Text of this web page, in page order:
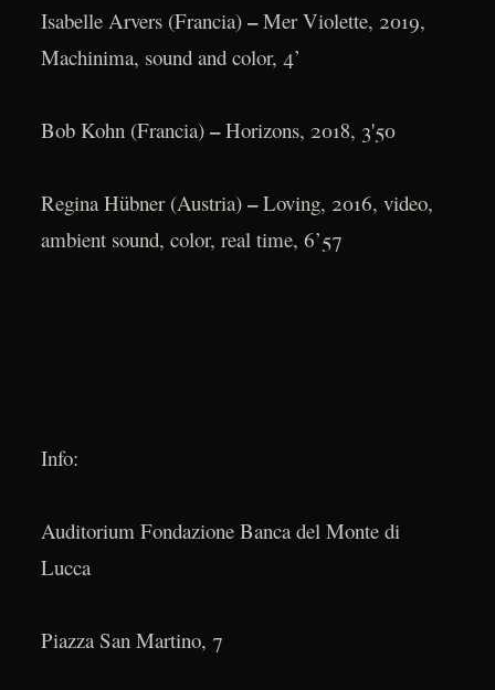
Isabelle Arvers (Francia) –Mer Violette, 2019,
Machinima, sound and color, 4’
Bob Kohn (Francia) –Horizons, 2018, 3'50
Regina Hübner (Austria) –Loving, 2016, video,
ambient sound, color, real time, 6’57
Info:
Auditorium Fondazione Banca del Monte di
Lucca
Piazza San Martino, 7